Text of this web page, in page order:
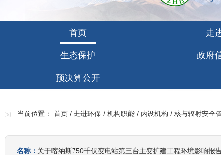
首页 走
生态保护 政府
预决算公开
当前位置： 首页 / 走进环保 / 机构职能 / 内设机构 / 核与辐射安全
名称： 关于喀纳斯750千伏变电站第三台主变扩建工程环境影响报